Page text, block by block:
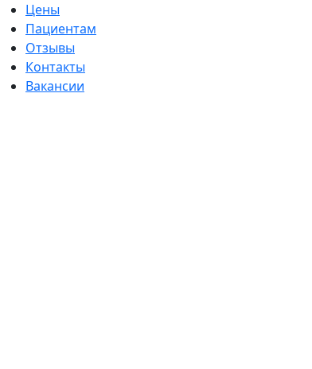
Цены
Пациентам
Отзывы
Контакты
Вакансии